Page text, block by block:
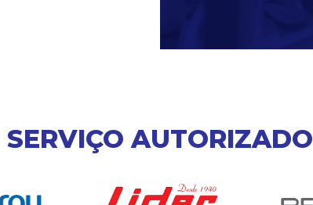
SERVIÇO AUTORIZADO